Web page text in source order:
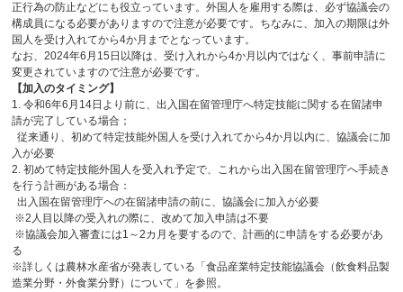
正行為の防止などにも役立っています。外国人を雇用する際は、必ず協議会の
構成員になる必要がありますので注意が必要です。ちなみに、加入の期限は外
国人を受け入れてから4か月までとなっています。
なお、2024年6月15日以降は、受け入れから4か月以内ではなく、事前申請に
変更されていますので注意が必要です。
【加入のタイミング】
1. 令和6年6月14日より前に、出入国在留管理庁へ特定技能に関する在留諸申
請が完了している場合；
従来通り、初めて特定技能外国人を受け入れてから4か月以内に、協議会に加
入が必要
2. 初めて特定技能外国人を受入れ予定で、これから出入国在留管理庁へ手続き
を行う計画がある場合：
出入国在留管理庁への在留諸申請の前に、協議会に加入が必要
※2人目以降の受入れの際に、改めて加入申請は不要
※協議会加入審査には1～2カ月を要するので、計画的に申請をする必要があ
る
※詳しくは農林水産省が発表している「食品産業特定技能協議会（飲食料品製
造業分野・外食業分野）について」を参照。